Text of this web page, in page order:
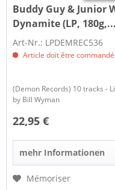
Buddy Guy & Junior
Dynamite (LP, 180g,...
Art-Nr.: LPDEMREC536
Article doit être commandé
(Demon Records) 10 tracks -
by Bill Wyman
22,95 €
mehr Informationen
Mémoriser